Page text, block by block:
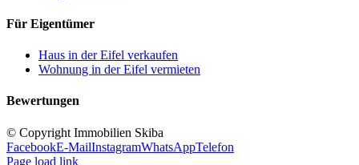
Für Eigentümer
Haus in der Eifel verkaufen
Wohnung in der Eifel vermieten
Bewertungen
© Copyright Immobilien Skiba
FacebookE-MailInstagramWhatsAppTelefon
Page load link